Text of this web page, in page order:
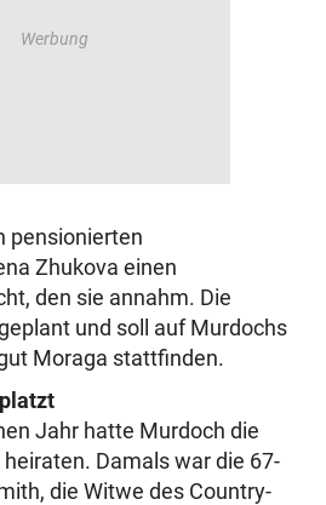
pensionierten
Zhukova einen
den sie annahm. Die
und soll auf Murdochs
Moraga stattfinden.
Jahr hatte Murdoch die
Damals war die 67-
die Witwe des Country-